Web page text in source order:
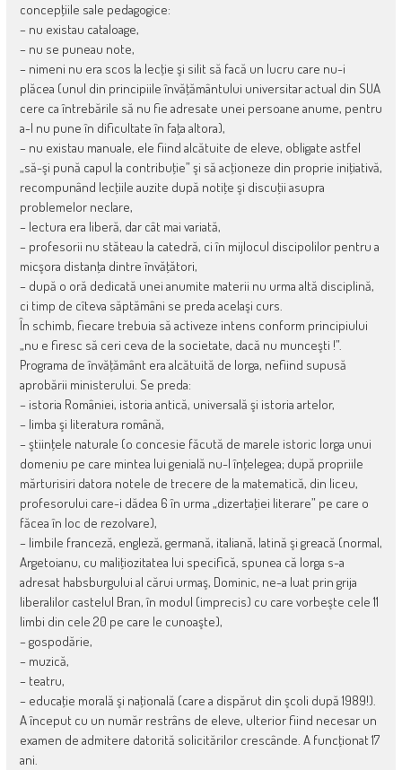
concepţiile sale pedagogice:
– nu existau cataloage,
– nu se puneau note,
– nimeni nu era scos la lecţie şi silit să facă un lucru care nu-i
plăcea (unul din principiile învăţământului universitar actual din SUA
cere ca întrebările să nu fie adresate unei persoane anume, pentru
a-l nu pune în dificultate în faţa altora),
– nu existau manuale, ele fiind alcătuite de eleve, obligate astfel
„să-şi pună capul la contribuţie” şi să acţioneze din proprie iniţiativă,
recompunând lecţiile auzite după notiţe şi discuţii asupra
problemelor neclare,
– lectura era liberă, dar cât mai variată,
– profesorii nu stăteau la catedră, ci în mijlocul discipolilor pentru a
micşora distanţa dintre învăţători,
– după o oră dedicată unei anumite materii nu urma altă disciplină,
ci timp de cîteva săptămâni se preda acelaşi curs.
În schimb, fiecare trebuia să activeze intens conform principiului
„nu e firesc să ceri ceva de la societate, dacă nu munceşti !”.
Programa de învăţământ era alcătuită de Iorga, nefiind supusă
aprobării ministerului. Se preda:
– istoria României, istoria antică, universală şi istoria artelor,
– limba şi literatura română,
– ştiinţele naturale (o concesie făcută de marele istoric Iorga unui
domeniu pe care mintea lui genială nu-l înţelegea; după propriile
mărturisiri datora notele de trecere de la matematică, din liceu,
profesorului care-i dădea 6 în urma „dizertaţiei literare” pe care o
făcea în loc de rezolvare),
– limbile franceză, engleză, germană, italiană, latină şi greacă (normal,
Argetoianu, cu maliţiozitatea lui specifică, spunea că Iorga s-a
adresat habsburgului al cărui urmaş, Dominic, ne-a luat prin grija
liberalilor castelul Bran, în modul (imprecis) cu care vorbeşte cele 11
limbi din cele 20 pe care le cunoaşte),
– gospodărie,
– muzică,
– teatru,
– educaţie morală şi naţională (care a dispărut din şcoli după 1989!).
A început cu un număr restrâns de eleve, ulterior fiind necesar un
examen de admitere datorită solicitărilor crescânde. A funcţionat 17
ani.